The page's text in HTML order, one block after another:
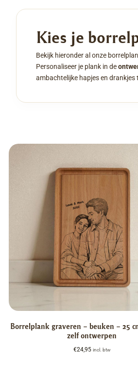
Kies je
Bekijk hieronder al onze
Personaliseer je plank in de
ambachtelijke hapjes en
Borrelplank graveren – beuken – 25
zelf ontwerpen
€24,95 incl. btw